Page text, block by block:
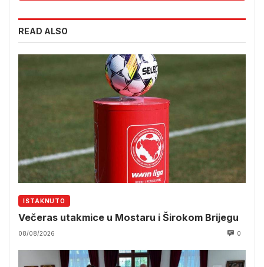
READ ALSO
ISTAKNUTO
Večeras utakmice u Mostaru i Širokom Brijegu
08/08/2026 0